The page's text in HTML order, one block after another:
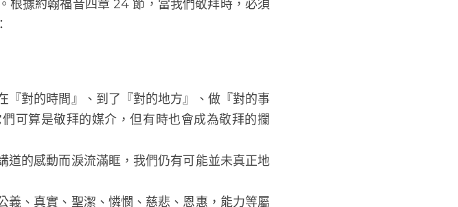
基督徒必須參加的聚會，可是「必須」這觀念
據約翰福音四章 24 節，當我們敬拜時，必須
對的時間』、到了『對的地方』、做『對的事
可算是敬拜的媒介，但有時也會成為敬拜的攔